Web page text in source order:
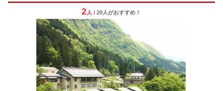
2 人 / 20人がおすすめ！